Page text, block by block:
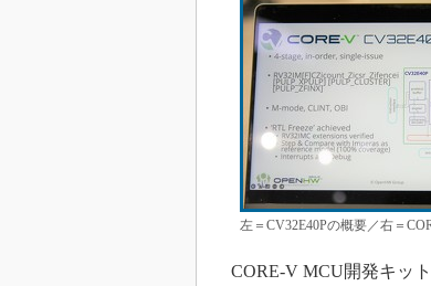
左＝CV32E40Pの概要／右＝
CORE-V MCU開発キッ